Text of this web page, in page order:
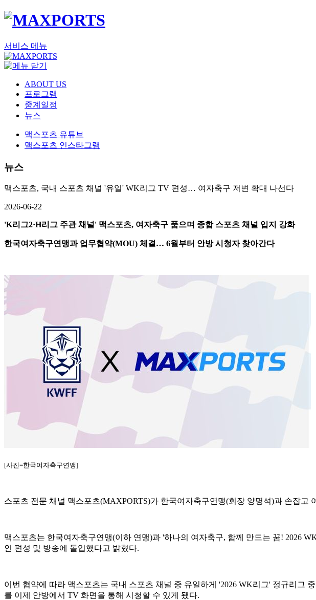
서비스 메뉴
ABOUT US
프로그램
중계일정
뉴스
맥스포츠 유튜브
맥스포츠 인스타그램
뉴스
맥스포츠, 국내 스포츠 채널 '유일' WK리그 TV 편성… 여자축구 저변 확대 나선다
2026-06-22
'K리그2·H리그 주관 채널' 맥스포츠, 여자축구 품으며 종합 스포츠 채널 입지 강화
한국여자축구연맹과 업무협약(MOU) 체결… 6월부터 안방 시청자 찾아간다
[사진=한국여자축구연맹]
스포츠 전문 채널 맥스포츠(MAXPORTS)가 한국여자축구연맹(회장 양명석)과 손잡
맥스포츠는 한국여자축구연맹(이하 연맹)과 '하나의 여자축구, 함께 만드는 꿈! 2026
인 편성 및 방송에 돌입했다고 밝혔다.
이번 협약에 따라 맥스포츠는 국내 스포츠 채널 중 유일하게 '2026 WK리그' 정규리그
를 이제 안방에서 TV 화면을 통해 시청할 수 있게 됐다.